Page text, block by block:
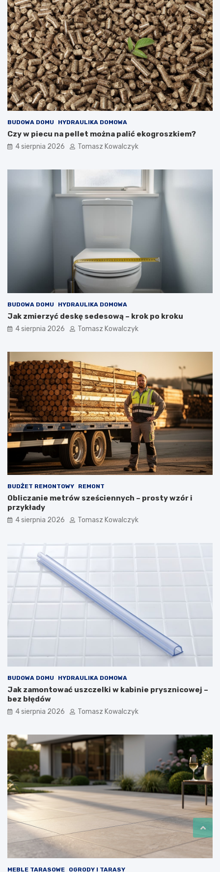
BUDOWA DOMU HYDRAULIKA DOMOWA
Czy w piecu na pellet można palić ekogroszkiem?
4 sierpnia 2026 Tomasz Kowalczyk
BUDOWA DOMU HYDRAULIKA DOMOWA
Jak zmierzyć deskę sedesową – krok po kroku
4 sierpnia 2026 Tomasz Kowalczyk
BUDŻET REMONTOWY REMONT
Obliczanie metrów sześciennych – prosty wzór i
przykłady
4 sierpnia 2026 Tomasz Kowalczyk
BUDOWA DOMU HYDRAULIKA DOMOWA
Jak zamontować uszczelki w kabinie prysznicowej –
bez błędów
4 sierpnia 2026 Tomasz Kowalczyk
MEBLE TARASOWE OGRODY I TARASY